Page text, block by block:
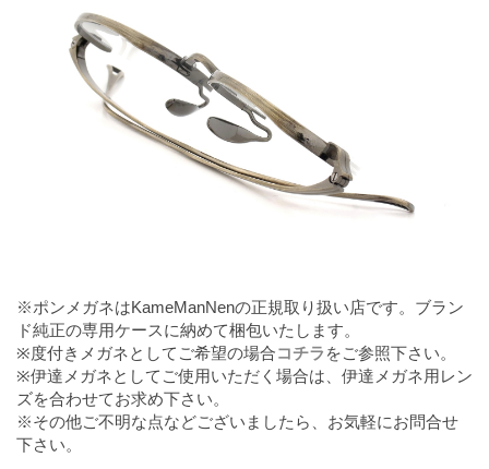
※ポンメガネはKameManNenの正規取り扱い店です。ブラン
ド純正の専用ケースに納めて梱包いたします。
※度付きメガネとしてご希望の場合コチラ をご参照下さい。
※伊達メガネとしてご使用いただく場合は、伊達メガネ用レン
ズを合わせてお求め下さい。
※その他ご不明な点などございましたら、お気軽にお問合せ
下さい。